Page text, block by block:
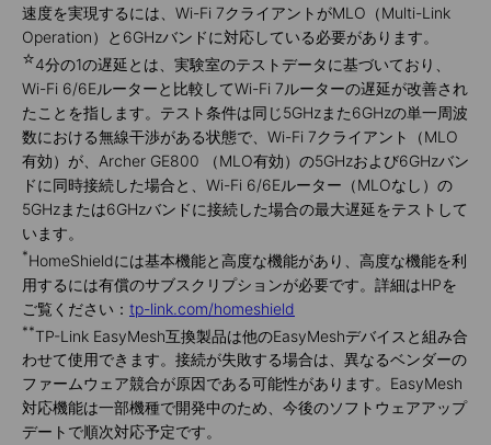
速度を実現するには、Wi-Fi 7クライアントがMLO（Multi-Link
Operation）と6GHzバンドに対応している必要があります。
☆4分の1の遅延とは、実験室のテストデータに基づいており、
Wi-Fi 6/6Eルーターと比較してWi-Fi 7ルーターの遅延が改善され
たことを指します。テスト条件は同じ5GHzまた6GHzの単一周波
数における無線干渉がある状態で、Wi-Fi 7クライアント（MLO
有効）が、Archer GE800 （MLO有効）の5GHzおよび6GHzバン
ドに同時接続した場合と、Wi-Fi 6/6Eルーター（MLOなし）の
5GHzまたは6GHzバンドに接続した場合の最大遅延をテストして
います。
*HomeShieldには基本機能と高度な機能があり、高度な機能を利
用するには有償のサブスクリプションが必要です。詳細はHPを
ご覧ください： tp-link.com/homeshield
**TP-Link EasyMesh互換製品は他のEasyMeshデバイスと組み合
わせて使用できます。接続が失敗する場合は、異なるベンダーの
ファームウェア競合が原因である可能性があります。EasyMesh
対応機能は一部機種で開発中のため、今後のソフトウェアアップ
デートで順次対応予定です。